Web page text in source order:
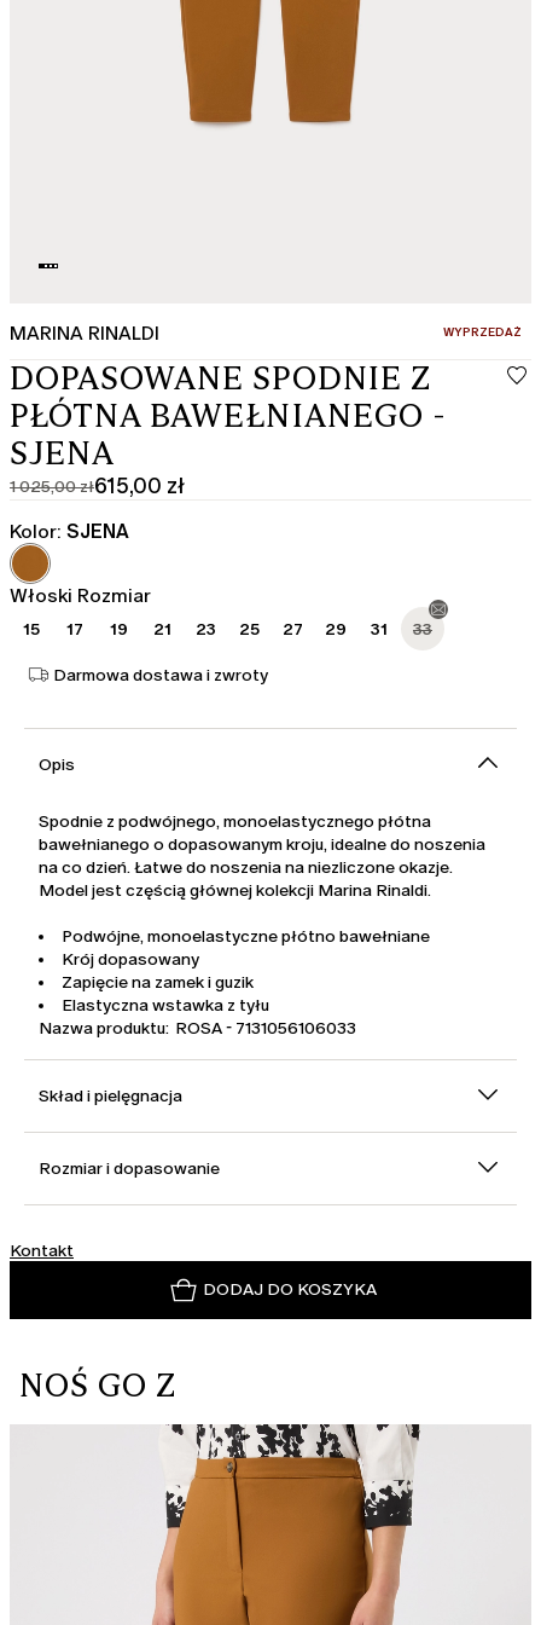
MARINA RINALDI :WYPRZEDAŻ
DOPASOWANE SPODNIE Z
PŁÓTNA BAWEŁNIANEGO -
SJENA
1 025,00 zł
Cena
pierwotna
1 025,00
zł
615,00 zł
Aktualna
cena
615,00
zł
Kolor: SJENA
Włoski Rozmiar
15 17 19 21 23 25 27 29 31 33
Darmowa dostawa i zwroty
Opis
Spodnie z podwójnego, monoelastycznego płótna
bawełnianego o dopasowanym kroju, idealne do noszenia
na co dzień. Łatwe do noszenia na niezliczone okazje.
Model jest częścią głównej kolekcji Marina Rinaldi.
Podwójne, monoelastyczne płótno bawełniane
Krój dopasowany
Zapięcie na zamek i guzik
Elastyczna wstawka z tyłu
Nazwa produktu: ROSA - 7131056106033
Skład i pielęgnacja
Rozmiar i dopasowanie
Kontakt
DODAJ DO KOSZYKA
NOŚ GO Z